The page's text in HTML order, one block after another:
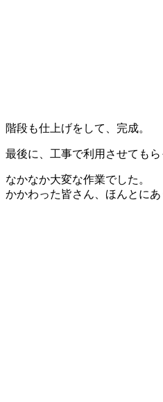
階段も仕上げをして、完成。
最後に、工事で利用させてもら
なかなか大変な作業でした。
かかわった皆さん、ほんとにあ